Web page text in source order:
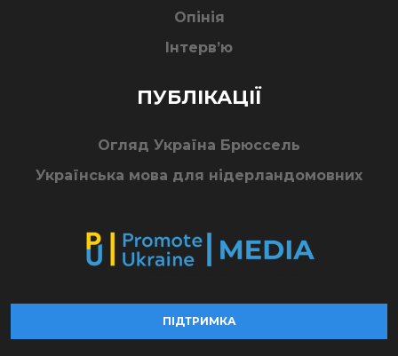
Опінія
Інтерв’ю
ПУБЛІКАЦІЇ
Огляд Україна Брюссель
Українська мова для нідерландомовних
ПІДТРИМКА